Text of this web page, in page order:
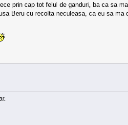
prin cap tot felul de ganduri, ba ca sa
Beru cu recolta neculeasa, ca eu sa ma